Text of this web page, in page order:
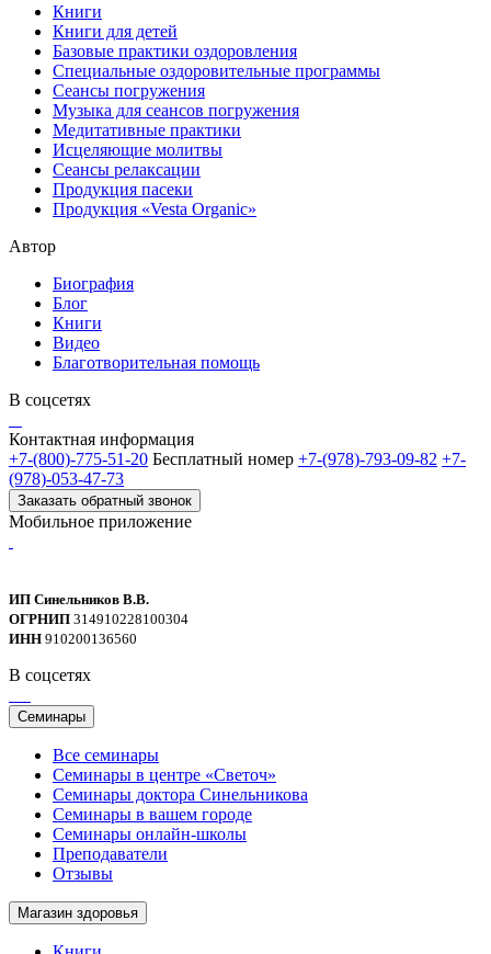
Книги
Книги для детей
Базовые практики оздоровления
Специальные оздоровительные программы
Сеансы погружения
Музыка для сеансов погружения
Медитативные практики
Исцеляющие молитвы
Сеансы релаксации
Продукция пасеки
Продукция «Vesta Organic»
Автор
Биография
Блог
Книги
Видео
Благотворительная помощь
В соцсетях
Контактная информация
+7-(800)-775-51-20 Бесплатный номер +7-(978)-793-09-82 +7-
(978)-053-47-73
Заказать обратный звонок
Мобильное приложение
ИП Синельников В.В.
ОГРНИП 314910228100304
ИНН 910200136560
В соцсетях
Семинары
Все семинары
Семинары в центре «Светоч»
Семинары доктора Синельникова
Семинары в вашем городе
Семинары онлайн-школы
Преподаватели
Отзывы
Магазин здоровья